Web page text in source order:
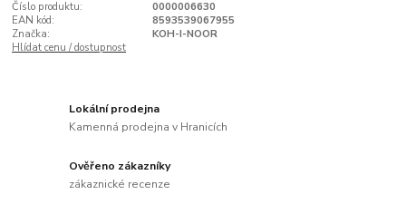
Číslo produktu:
0000006630
EAN kód:
8593539067955
Značka:
KOH-I-NOOR
Hlídat cenu / dostupnost
Lokální prodejna
Kamenná prodejna v Hranicích
Ověřeno zákazníky
zákaznické recenze